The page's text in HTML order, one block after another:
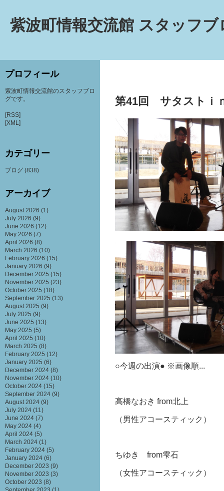
紫波町情報交流館 スタッフブ
第41回 サタストｉ
○今週の出演● ※画像順...
高橋なおき from北上
（男性アコースティック）
ちゆき from雫石
（女性アコースティック）
プロフィール
紫波町情報交流館のスタッフブロ
グです。
[RSS]
[XML]
カテゴリー
ブログ (838)
アーカイブ
August 2026 (1)
July 2026 (9)
June 2026 (12)
May 2026 (7)
April 2026 (8)
March 2026 (10)
February 2026 (15)
January 2026 (9)
December 2025 (15)
November 2025 (23)
October 2025 (18)
September 2025 (13)
August 2025 (9)
July 2025 (9)
June 2025 (13)
May 2025 (5)
April 2025 (10)
March 2025 (8)
February 2025 (12)
January 2025 (6)
December 2024 (8)
November 2024 (10)
October 2024 (15)
September 2024 (9)
August 2024 (9)
July 2024 (11)
June 2024 (7)
May 2024 (4)
April 2024 (5)
March 2024 (1)
February 2024 (5)
January 2024 (6)
December 2023 (9)
November 2023 (3)
October 2023 (8)